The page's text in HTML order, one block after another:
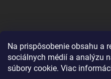
Na prispôsobenie obsahu a
sociálnych médií a analýzu
súbory cookie. Viac